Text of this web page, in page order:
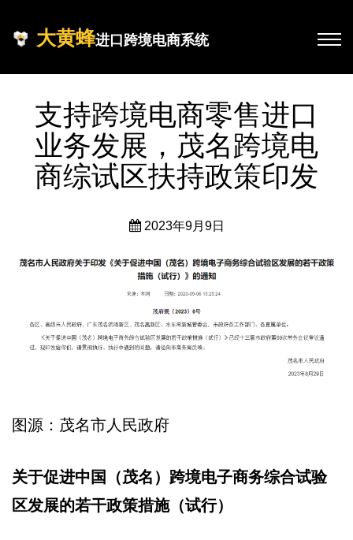
大黄蜂进口跨境电商系统
支持跨境电商零售进口
业务发展，茂名跨境电
商综试区扶持政策印发
2023年9月9日
图源：茂名市人民政府
关于促进中国（茂名）跨境电子商务综合试验
区发展的若干政策措施（试行）